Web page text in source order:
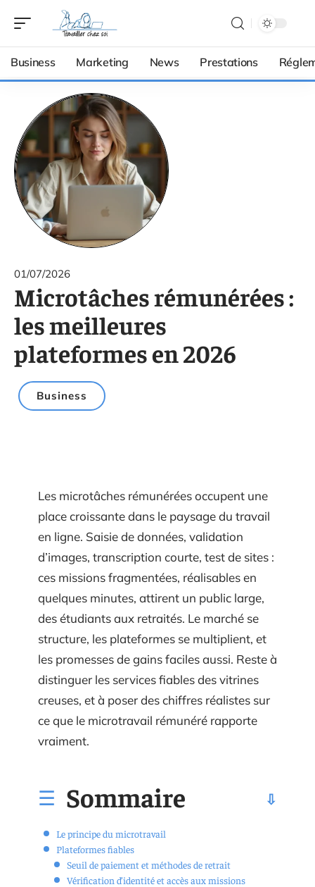
Business Marketing News Prestations
01/07/2026
Microtâches rémunérées :
les meilleures
plateformes en 2026
Business
Les microtâches rémunérées occupent une
place croissante dans le paysage du travail
en ligne. Saisie de données, validation
d’images, transcription courte, test de sites :
ces missions fragmentées, réalisables en
quelques minutes, attirent un public large,
des étudiants aux retraités. Le marché se
structure, les plateformes se multiplient, et
les promesses de gains faciles aussi. Reste à
distinguer les services fiables des vitrines
creuses, et à poser des chiffres réalistes sur
ce que le microtravail rémunéré rapporte
vraiment.
Sommaire
Le principe du microtravail
Plateformes fiables
Seuil de paiement et méthodes de retrait
Vérification d’identité et accès aux missions